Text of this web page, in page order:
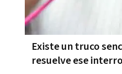
Existe un truco
resuelve ese